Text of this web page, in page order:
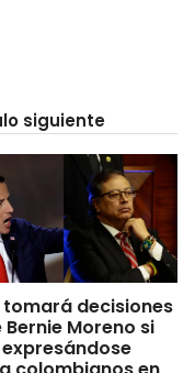
siguiente
tomará decisiones
Bernie Moreno si